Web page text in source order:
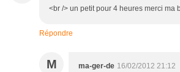
<br /> un petit pour 4 heures merci ma
Répondre
M ma-ger-de 16/02/2012 21:12